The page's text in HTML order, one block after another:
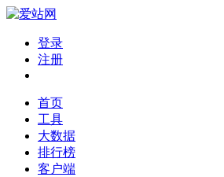
登录
注册
首页
工具
大数据
排行榜
客户端